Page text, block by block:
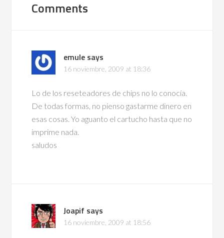
Comments
emule says
16 noviembre, 2009 at 18:36
Lo de los reseteadores de chips no lo conocía.
De todas formas, no pienso gastarme dinero en
esas cosas. Yo aguanto el cartucho hasta que no
imprime nada.
saludos
Joapif says
16 noviembre, 2009 at 18:56